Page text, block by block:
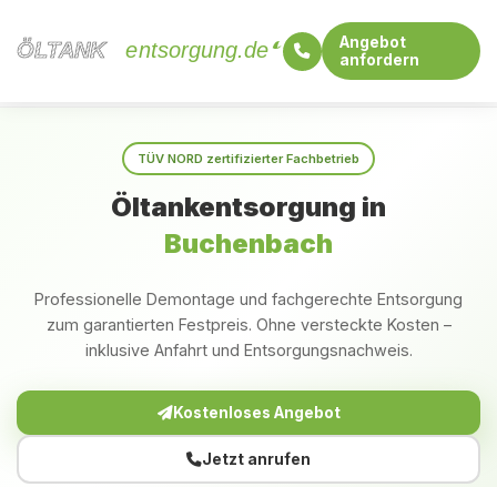
ÖLTANK
ÖLTANK entsorgung.de
Angebot
anfordern
TÜV NORD zertifizierter Fachbetrieb
Öltankentsorgung in
Buchenbach
Professionelle Demontage und fachgerechte Entsorgung
zum garantierten Festpreis. Ohne versteckte Kosten –
inklusive Anfahrt und Entsorgungsnachweis.
Kostenloses Angebot
Jetzt anrufen